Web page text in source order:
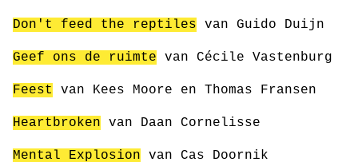
Don't feed the reptiles van Guido Duijn
Geef ons de ruimte van Cécile Vastenburg
Feest van Kees Moore en Thomas Fransen
Heartbroken van Daan Cornelisse
Mental Explosion van Cas Doornik